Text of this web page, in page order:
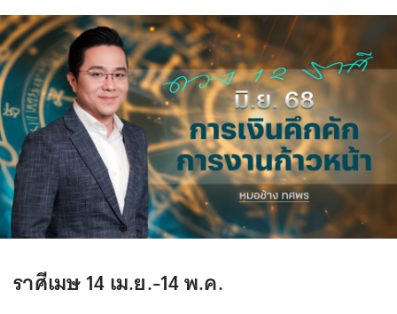
ราศีเมษ 14 เม.ย.-14 พ.ค.